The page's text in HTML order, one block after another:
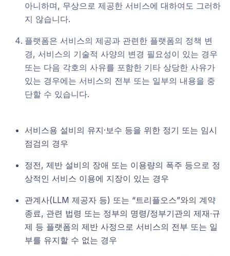
아니하며, 무상으로 제공한 서비스에 대하여도 그러하
지 않습니다.
플랫폼은 서비스의 제공과 관련한 플랫폼의 정책 변
경, 서비스의 기술적 사양의 변경 필요성이 있는 경우
또는 다음 각호의 사유를 포함한 기타 상당한 사유가
있는 경우에는 서비스의 전부 또는 일부의 내용을 중
단할 수 있습니다.
서비스용 설비의 유지·보수 등을 위한 정기 또는 임시
점검의 경우
정전, 제반 설비의 장애 또는 이용량의 폭주 등으로 정
상적인 서비스 이용에 지장이 있는 경우
관계사(LLM 제공자 등) 또는 “트리플오스”와의 계약
종료, 관련 법령 또는 정부의 명령/정부기관의 제재∙규
제 등 플랫폼의 제반 사정으로 서비스의 전부 또는 일
부를 유지할 수 없는 경우